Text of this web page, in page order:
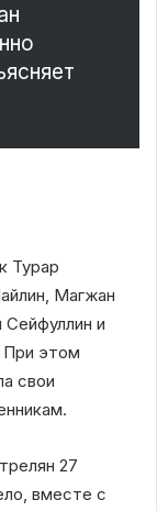
Турар
Магжан
и
При этом
свои
27
вместе с